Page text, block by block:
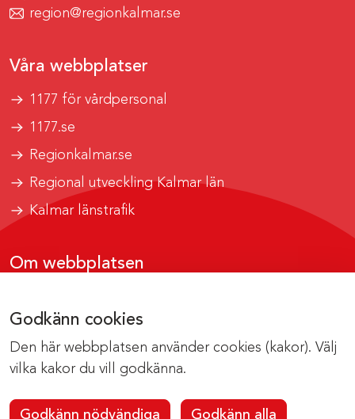
Godkänn cookies
Den här webbplatsen använder cookies (kakor). Välj
vilka kakor du vill godkänna.
Godkänn nödvändiga Godkänn alla
region@regionkalmar.se
Våra webbplatser
1177 för vårdpersonal
1177.se
Regionkalmar.se
Regional utveckling Kalmar län
Kalmar länstrafik
Om webbplatsen
Om cookies
Kontakta webbredaktionen